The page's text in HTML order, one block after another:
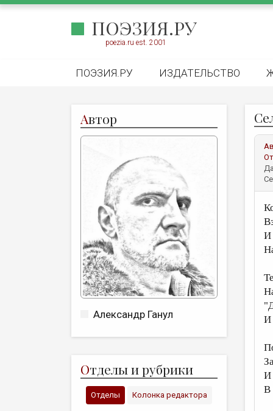
ПОЭЗИЯ.РУ
poezia.ru est. 2001
ПОЭЗИЯ.РУ ИЗДАТЕЛЬСТВО
Автор
Александр Ганул
Отделы и рубрики
Отделы Колонка редактора
И
И
И
В